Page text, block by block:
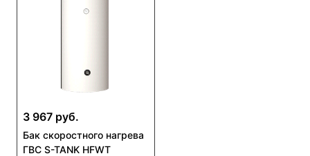
3 967 руб.
Бак скоростного нагрева
ГВС S-TANK HFWT